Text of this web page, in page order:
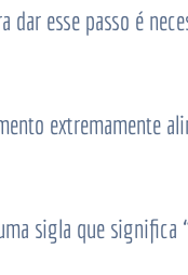
esse passo é
extremamente
sigla que